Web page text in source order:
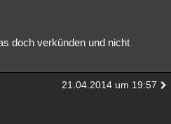
doch verkünden und nicht
21.04.2014 um 19:57